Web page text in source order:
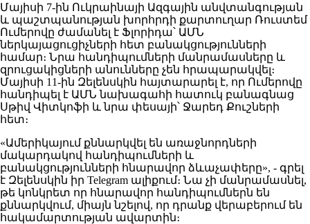
Մայիսի 7-ին Ուկրաինայի Ազգային անվտանգության
և պաշտպանության խորհրդի քարտուղար Ռուստեմ
Ումերովը ժամանել է Ֆլորիդա՝ ԱՄՆ
ներկայացուցիչների հետ բանակցությունների
համար։ Նրա հանդիպումների մանրամասները և
զրուցակիցների անունները չեն հրապարակվել։
Մայիսի 11-ին Զելենսկին հայտարարել է, որ Ումերովը
հանդիպել է ԱՄՆ նախագահի հատուկ բանագնաց
Սթիվ Վիտկոֆի և նրա փեսայի՝ Ջարեդ Քուշների
հետ։
«Ամերիկայում քննարկվել են առաջնորդների
մակարդակով հանդիպումների և
բանակցությունների հնարավոր ձևաչափերը», - գրել
է Զելենսկին իր Telegram ալիքում։ Նա չի մանրամասնել,
թե կոնկրետ որ հնարավոր հանդիպումներն են
քննարկվում, միայն նշելով, որ դրանք վերաբերում են
հակամարտության ավարտին։